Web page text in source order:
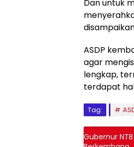
Dan untuk
ASDP
agar
lengkap,
terdapat
Tag:
Gubernur